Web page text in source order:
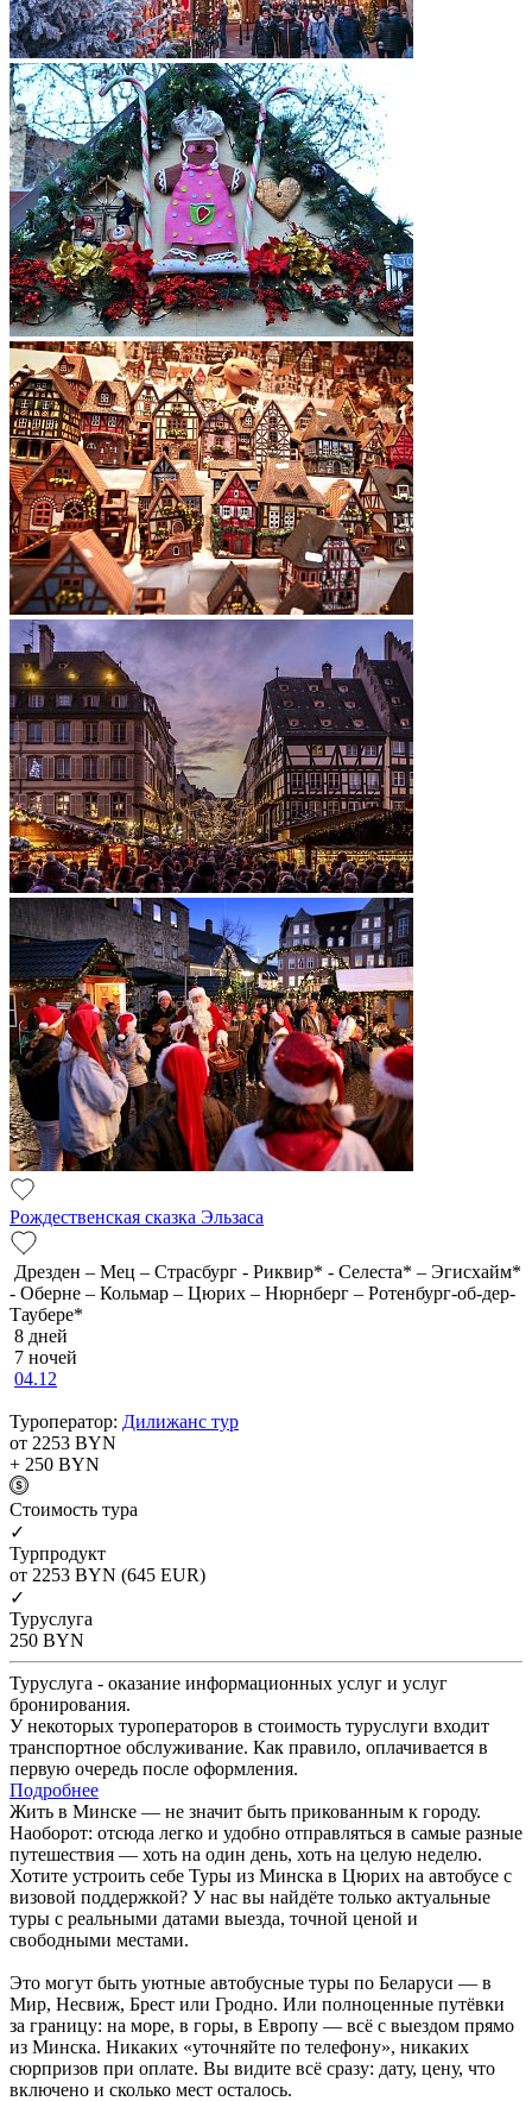
Рождественская сказка Эльзаса
Дрезден – Мец – Страсбург - Риквир* - Селеста* – Эгисхайм*
- Оберне – Кольмар – Цюрих – Нюрнберг – Ротенбург-об-дер-
Таубере*
8 дней
7 ночей
04.12
Туроператор: Дилижанс тур
от 2253 BYN
+ 250 BYN
Cтоимость тура
✓
Турпродукт
от 2253 BYN (645 EUR)
✓
Туруслуга
250 BYN
Туруслуга - оказание информационных услуг и услуг
бронирования.
У некоторых туроператоров в стоимость туруслуги входит
транспортное обслуживание. Как правило, оплачивается в
первую очередь после оформления.
Подробнее
Жить в Минске — не значит быть прикованным к городу.
Наоборот: отсюда легко и удобно отправляться в самые разные
путешествия — хоть на один день, хоть на целую неделю.
Хотите устроить себе Туры из Минска в Цюрих на автобусе с
визовой поддержкой? У нас вы найдёте только актуальные
туры с реальными датами выезда, точной ценой и
свободными местами.
Это могут быть уютные автобусные туры по Беларуси — в
Мир, Несвиж, Брест или Гродно. Или полноценные путёвки
за границу: на море, в горы, в Европу — всё с выездом прямо
из Минска. Никаких «уточняйте по телефону», никаких
сюрпризов при оплате. Вы видите всё сразу: дату, цену, что
включено и сколько мест осталось.